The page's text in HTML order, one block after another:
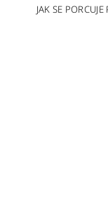
JAK SE